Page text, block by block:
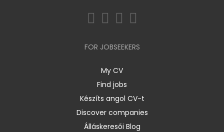
FOR JOBSEEKERS
My CV
Find jobs
Készíts angol CV-t
Discover companies
Álláskeresői Blog